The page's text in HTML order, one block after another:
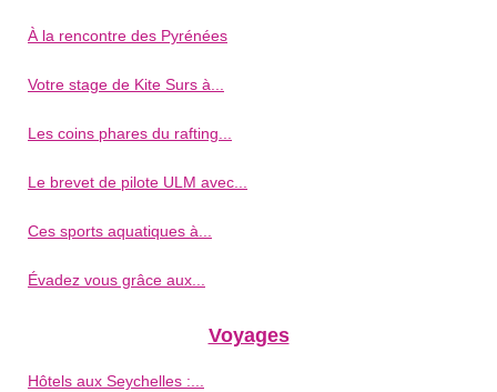
À la rencontre des Pyrénées
Votre stage de Kite Surs à...
Les coins phares du rafting...
Le brevet de pilote ULM avec...
Ces sports aquatiques à...
Évadez vous grâce aux...
Voyages
Hôtels aux Seychelles :...